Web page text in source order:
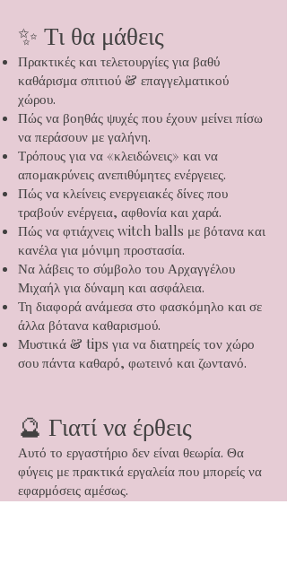
✨ Τι θα μάθεις
Πρακτικές και τελετουργίες για βαθύ
καθάρισμα σπιτιού & επαγγελματικού
χώρου.
Πώς να βοηθάς ψυχές που έχουν μείνει πίσω
να περάσουν με γαλήνη.
Τρόπους για να «κλειδώνεις» και να
απομακρύνεις ανεπιθύμητες ενέργειες.
Πώς να κλείνεις ενεργειακές δίνες που
τραβούν ενέργεια, αφθονία και χαρά.
Πώς να φτιάχνεις witch balls με βότανα και
κανέλα για μόνιμη προστασία.
Να λάβεις το σύμβολο του Αρχαγγέλου
Μιχαήλ για δύναμη και ασφάλεια.
Τη διαφορά ανάμεσα στο φασκόμηλο και σε
άλλα βότανα καθαρισμού.
Μυστικά & tips για να διατηρείς τον χώρο
σου πάντα καθαρό, φωτεινό και ζωντανό.
🔮 Γιατί να έρθεις
Αυτό το εργαστήριο δεν είναι θεωρία. Θα
φύγεις με πρακτικά εργαλεία που μπορείς να
εφαρμόσεις αμέσως.